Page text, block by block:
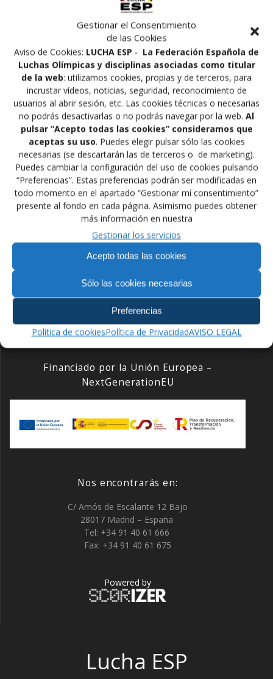
Gestionar el Consentimiento
de las Cookies
Aviso de Cookies: LUCHA ESP - La Federación Española de
Luchas Olímpicas y disciplinas asociadas como titular
de la web: utilizamos cookies, propias y de terceros, para
incrustar vídeos, noticias, seguridad, reconocimiento de
usuarios al abrir sesión, etc. Las cookies técnicas o necesarias
no podrás desactivarlas o no podrás navegar por la web. Al
pulsar “Acepto todas las cookies” consideramos que
aceptas su uso. Puedes elegir pulsar sólo las cookies
necesarias (se descartarán las de terceros o de marketing).
Puedes cambiar la configuración del uso de cookies pulsando
“Preferencias”. Estas preferencias podrán ser modificadas en
todo momento en el apartado “Gestionar mí consentimiento”
presente al fondo en cada página. Asimismo puedes obtener
más información en nuestra
Gestionar los servicios
Acepto todas las cookies
Sólo las cookies necesarias
Preferencias
Política de cookiesPolítica de PrivacidadAVISO LEGAL
Del 7 al 10 de octubre de 2016 se disputara en
Walbrzych (Polonia) el Campeonato del Mundo de
veteranos, tres veteranos gallegos participaran por
España en estos campeonatos: Miguel Casqueiro en 63
Kg (categoría A), Roberto Estevez en 69 Kg (categoría
C) y Pablo Pintos en 69 Kg (categoría A). podrás seguir
el evento en directo y los resultados en el link de la
UWW:https://unitedworldwrestling.org/event/world-
championship-14
Desear mucha suerte a nuestros veteranos luchadores.
Navegación
de
entradas
Anterior:
Entrada
Tres Oros, dos platas y
tres bronces en el Cpto.
Grapplin GI
Siguiente
Cpto. Mundo Esperanza
Financiado por la Unión Europea –
NextGenerationEU
Nos encontrarás en:
C/ Amós de Escalante 12 Bajo
28017 Madrid – España
Tel: +34 91 40 61 666
Fax: +34 91 40 61 675
Powered by
Lucha ESP